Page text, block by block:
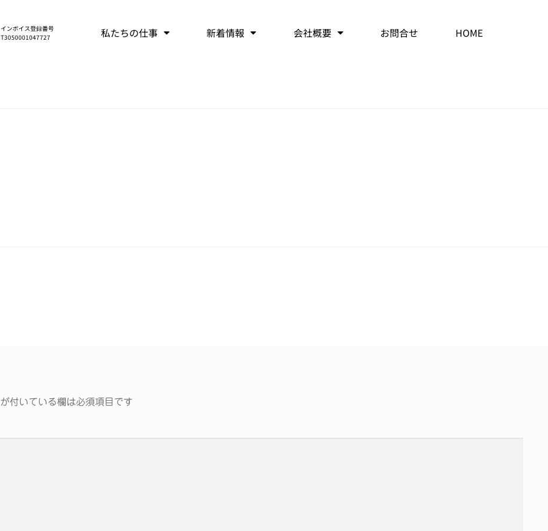
インボイス登録番号
T3050001047727
私たちの仕事 新着情報 会社概要 お問合せ HOME
が付いている欄は必須項目です